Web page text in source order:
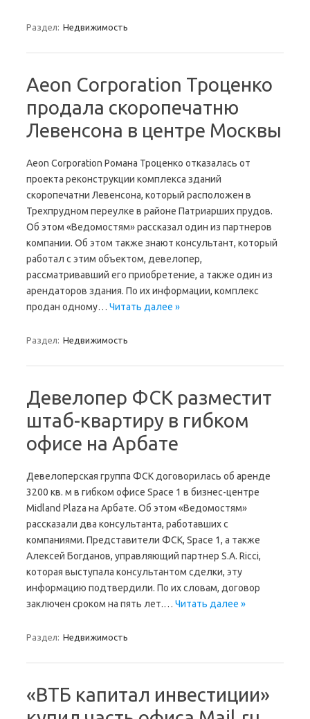
Раздел: Недвижимость
Aeon Corporation Троценко
продала скоропечатню
Левенсона в центре Москвы
Aeon Corporation Романа Троценко отказалась от
проекта реконструкции комплекса зданий
скоропечатни Левенсона, который расположен в
Трехпрудном переулке в районе Патриарших прудов.
Об этом «Ведомостям» рассказал один из партнеров
компании. Об этом также знают консультант, который
работал с этим объектом, девелопер,
рассматривавший его приобретение, а также один из
арендаторов здания. По их информации, комплекс
продан одному… Читать далее »
Раздел: Недвижимость
Девелопер ФСК разместит
штаб-квартиру в гибком
офисе на Арбате
Девелоперская группа ФСК договорилась об аренде
3200 кв. м в гибком офисе Space 1 в бизнес-центре
Midland Plaza на Арбате. Об этом «Ведомостям»
рассказали два консультанта, работавших с
компаниями. Представители ФСК, Space 1, а также
Алексей Богданов, управляющий партнер S.A. Ricci,
которая выступала консультантом сделки, эту
информацию подтвердили. По их словам, договор
заключен сроком на пять лет.… Читать далее »
Раздел: Недвижимость
«ВТБ капитал инвестиции»